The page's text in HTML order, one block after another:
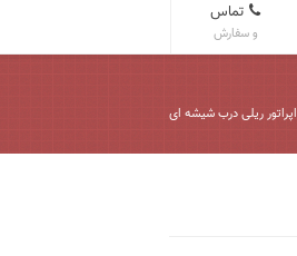
تماس
و سفارش
اپراتور ریلی درب شیشه ای